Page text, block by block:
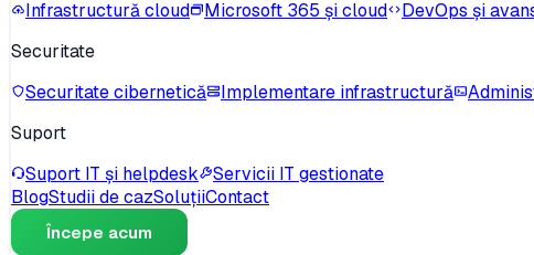
Infrastructură cloud
Microsoft 365 și cloud DevOps și
Securitate
Securitate cibernetică
Implementare infrastructură
Suport
Suport IT și helpdesk
Servicii IT gestionate
BlogStudii de cazSoluțiiContact
Începe acum